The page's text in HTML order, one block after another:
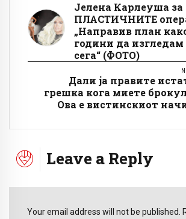
Јелена Карлеуша за
ПЛАСТИЧНИТЕ
„Направив план
години да изгледам
сега“ (ФОТО)
Дали ја правите
грешка кога миете
Ова е вистинскиот
Leave a Reply
Your email address will not be published.